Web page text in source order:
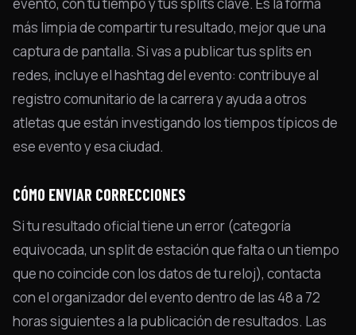
más limpia de compartir tu resultado, mejor que una
captura de pantalla. Si vas a publicar tus splits en
redes, incluye el hashtag del evento: contribuye al
registro comunitario de la carrera y ayuda a otros
atletas que están investigando los tiempos típicos de
ese evento y esa ciudad.
CÓMO ENVIAR CORRECCIONES
Si tu resultado oficial tiene un error (categoría
equivocada, un split de estación que falta o un tiempo
que no coincide con los datos de tu reloj), contacta
con el organizador del evento dentro de las 48 a 72
horas siguientes a la publicación de resultados. Las